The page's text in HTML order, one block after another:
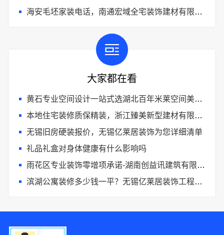
海安毛坯家装电话，南通宏域全宅装饰建材有限公司一站式服务
大家都在看
黄石专业空间设计一站式选湖北百年米莱空间美学装饰材料有限公司
本地住宅装修质保精装，浙江臻美新型建材有限公司安心选
无锡旧房硬装报价，无锡亿莱居装饰为您详细清单
礼品礼盒对身体健康有什么影响吗
雨花区专业装饰零增项承诺-湖南创益讯建筑有限公司
滨湖公寓装修多少钱一平？无锡亿莱居装饰工程材料有限公司精准预算